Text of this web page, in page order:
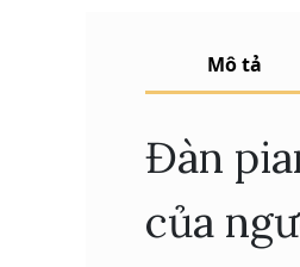
Mô tả
Đàn
của